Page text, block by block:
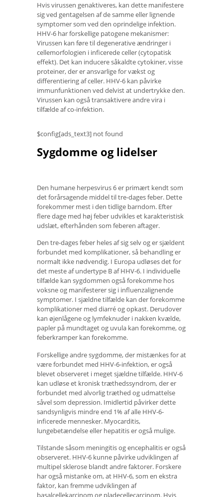
Hvis virussen genaktiveres, kan dette manifestere
sig ved gentagelsen af ​​de samme eller lignende
symptomer som ved den oprindelige infektion.
HHV-6 har forskellige patogene mekanismer:
Virussen kan føre til degenerative ændringer i
cellemorfologien i inficerede celler (cytopatisk
effekt). Det kan inducere såkaldte cytokiner, visse
proteiner, der er ansvarlige for vækst og
differentiering af celler. HHV-6 kan påvirke
immunfunktionen ved delvist at undertrykke den.
Virussen kan også transaktivere andre vira i
tilfælde af co-infektion.
$config[ads_text3] not found
Sygdomme og lidelser
Den humane herpesvirus 6 er primært kendt som
det forårsagende middel til tre-dages feber. Dette
forekommer mest i den tidlige barndom. Efter
flere dage med høj feber udvikles et karakteristisk
udslæt, efterhånden som feberen aftager.
Den tre-dages feber heles af sig selv og er sjældent
forbundet med komplikationer, så behandling er
normalt ikke nødvendig. I Europa udløses det for
det meste af undertype B af HHV-6. I individuelle
tilfælde kan sygdommen også forekomme hos
voksne og manifesterer sig i influenzalignende
symptomer. I sjældne tilfælde kan der forekomme
komplikationer med diarré og opkast. Derudover
kan øjenlågene og lymfeknuder i nakken kvælde,
papler på mundtaget og uvula kan forekomme, og
feberkramper kan forekomme.
Forskellige andre sygdomme, der mistænkes for at
være forbundet med HHV-6-infektion, er også
blevet observeret i meget sjældne tilfælde. HHV-6
kan udløse et kronisk træthedssyndrom, der er
forbundet med alvorlig træthed og udmattelse
såvel som depression. Imidlertid påvirker dette
sandsynligvis mindre end 1% af alle HHV-6-
inficerede mennesker. Myocarditis,
lungebetændelse eller hepatitis er også mulige.
Tilstande såsom meningitis og encephalitis er også
observeret. HHV-6 kunne påvirke udviklingen af ​​
multipel sklerose blandt andre faktorer. Forskere
har også mistanke om, at HHV-6, som en ekstra
faktor, kan fremme udviklingen af ​​
basalcellekarcinom og pladecellecarcinom. Hvis